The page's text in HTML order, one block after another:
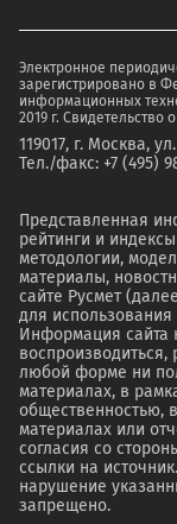
Электронное
зарегистрировано в
информационных
2019 г. Свидетельство
119017, г. Москва,
Тел./факс: +7 (495)
Представленная
рейтинги и
методологии,
материалы,
сайте Русмет
для
Информация сайта
любой форме ни
материалах, в
общественностью,
материалах или
согласия со
ссылки на
нарушение
запрещено.